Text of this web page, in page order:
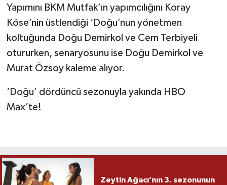
Yapımını BKM Mutfak’ın yapımcılığını Koray
Köse’nin üstlendiği ‘Doğu’nun yönetmen
koltuğunda Doğu Demirkol ve Cem Terbiyeli
otururken, senaryosunu ise Doğu Demirkol ve
Murat Özsoy kaleme alıyor.
‘Doğu’ dördüncü sezonuyla yakında HBO
Max’te!
Zeytin Ağacı’nın 3. sezonunun